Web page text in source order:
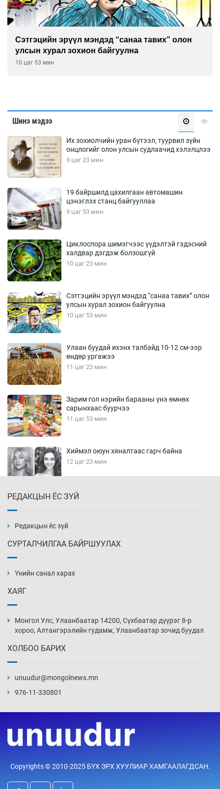
Сэтгэцийн эрүүл мэндэд “санаа тавих” олон
улсын хурал зохион байгуулна
10 цаг 53 мин
Шинэ мэдээ
Их зохиолчийн уран бүтээл, туурвил зүйн
онцлогийг олон улсын судлаачид хэлэлцлээ
9 цаг 23 мин
19 байршилд цахилгаан автомашин
цэнэглэх станц байгууллаа
9 цаг 53 мин
Циклоспора шимэгчээс үүдэлтэй гэдэсний
халдвар дэгдэж болзошгүй
10 цаг 23 мин
Сэтгэцийн эрүүл мэндэд “санаа тавих” олон
улсын хурал зохион байгуулна
10 цаг 53 мин
Улаан буудай ихэнх талбайд 10-12 см-ээр
өндөр ургажээ
11 цаг 23 мин
Зарим гол нэрийн барааны үнэ өмнөх
сарынхаас буурчээ
11 цаг 53 мин
Хиймэл оюун хяналтаас гарч байна
12 цаг 23 мин
12 цаг 53 мин
нэмэгджээ
13 цаг 23 мин
13 цаг 53 мин
14 цаг 23 мин
үйлчилж буй гэв
14 цаг 53 мин
РЕДАКЦЫН ЁС ЗҮЙ
Редакцын ёс зүй
СУРТАЛЧИЛГАА БАЙРШУУЛАХ
Үнийн санал харах
ХАЯГ
Монгол Улс, Улаанбаатар 14200, Сүхбаатар дүүрэг 8-р
хороо, Алтангэрэлийн гудамж, Улаанбаатар зочид буудал
ХОЛБОО БАРИХ
unuudur@mongolnews.mn
976-11-330801
Copyrights © 2010-2025 БҮХ ЭРХ ХУУЛИАР ХАМГААЛАГДСАН.